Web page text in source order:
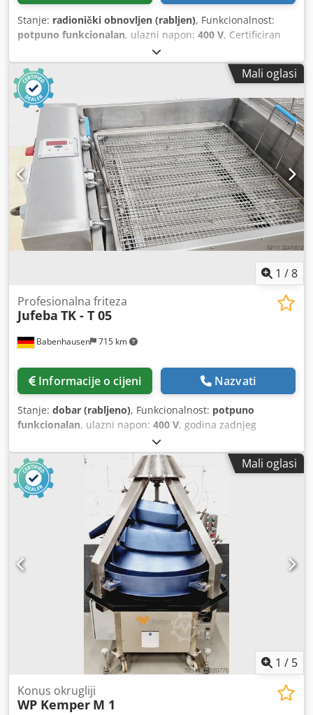
Stanje: radionički obnovljen (rabljen), Funkcionalnost:
potpuno funkcionalan, ulazni napon: 400 V, Certificiran
, godina zadnjeg generalnog remonta:
2026, ulazna frekvencija:50 Hz, masa praznog vozila:540
kg, ukupna masa: , vrsta ulazne struje:trofazni,
električni osigurač:
ispitano i provjereno – idealan mikser za vaše tijesto! 2
vremenska prekidača spiralni mikser s 2 brzine posuda i
spiralno miješalo od nehrđajućeg čelika maksimalna
količina tijesta: 120 kg priključak: 400 V robustan
mehanizam! rabljena, ali obnovljena mašina s jamstvom +
usluga nabave rezervnih dijelova Kvaliteta od strane
stručnog poduzeća! Dcedpfxszrrqvj Ai Rok Iskoristite više
od 35 godina iskustva! Opcija: ugovor o održavanju
komplet rezervnih dijelova za dodatnu sigurnost! Naši
paketi usluga donose razliku! usluga dostave obuka i
puštanje u rad Posjetite nas!
Mali oglasi
1 /8
Babenhausen 715 km
Profesionalna friteza
Jufeba TK - T 05
Informacije o cijeni Nazvati
Stanje: dobar (rabljeno), Funkcionalnost: potpuno
funkcionalan, ulazni napon: 400 V, godina zadnjeg
, vrsta ulazne struje:
Strojna jedinica za premazivanje uljem Jufeba TK-T 05
Uređaj za vađenje – ručni Regulator temperature sa
sigurnosnim termostatom Poklopac za paru i 2 košare za
uranjanje Izvedba od nehrđajućeg čelika, stolni uređaj
Priključak 400 V, utikač 16A-CEE Dcedpfx Aiezrrqpe Rok
Rabljen uređaj Posjetite našu veliku izložbu!
Mali oglasi
1 / 5
Konus okrugliji
WP Kemper M 1